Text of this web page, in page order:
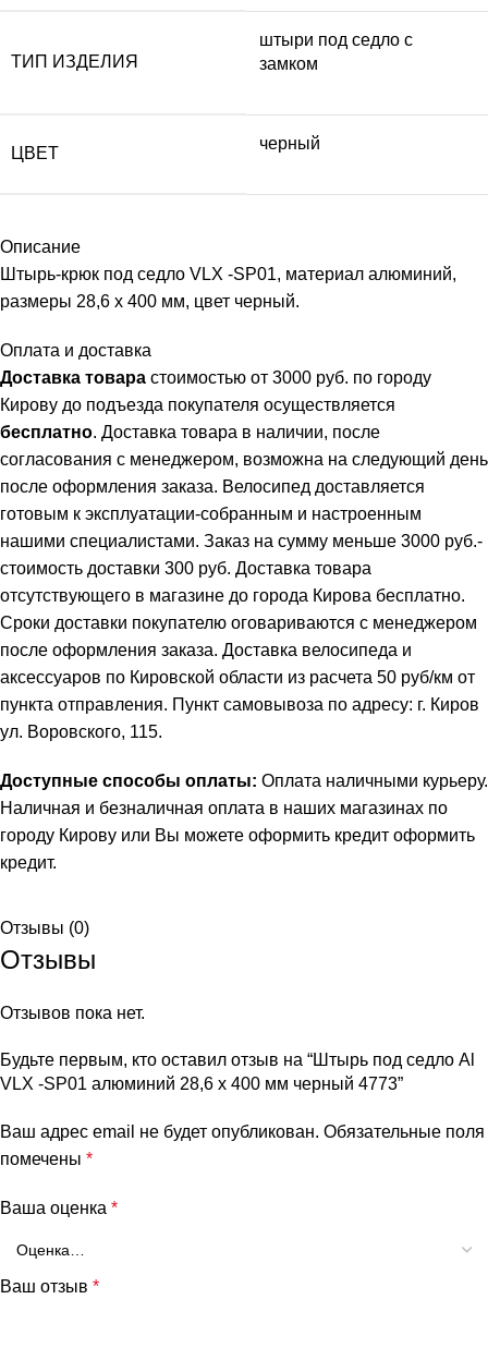
ТИП ИЗДЕЛИЯ
штыри под седло с
замком
ЦВЕТ
черный
Описание
Штырь-крюк под седло VLX -SP01, материал алюминий,
размеры 28,6 х 400 мм, цвет черный.
Оплата и доставка
Доставка товара стоимостью от 3000 руб. по городу
Кирову до подъезда покупателя осуществляется
бесплатно. Доставка товара в наличии, после
согласования с менеджером, возможна на следующий день
после оформления заказа. Велосипед доставляется
готовым к эксплуатации-собранным и настроенным
нашими специалистами. Заказ на сумму меньше 3000 руб.-
стоимость доставки 300 руб. Доставка товара
отсутствующего в магазине до города Кирова бесплатно.
Сроки доставки покупателю оговариваются с менеджером
после оформления заказа. Доставка велосипеда и
аксессуаров по Кировской области из расчета 50 руб/км от
пункта отправления. Пункт самовывоза по адресу: г. Киров
ул. Воровского, 115.
Доступные способы оплаты: Оплата наличными курьеру.
Наличная и безналичная оплата в наших магазинах по
городу Кирову или Вы можете оформить кредит оформить
кредит.
Отзывы (0)
Отзывы
Отзывов пока нет.
Будьте первым, кто оставил отзыв на “Штырь под седло Al
VLX -SP01 алюминий 28,6 х 400 мм черный 4773”
Ваш адрес email не будет опубликован. Обязательные поля
помечены *
Ваша оценка *
Ваш отзыв *